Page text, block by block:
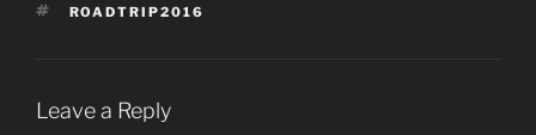
TAGS
ROADTRIP2016
Leave a Reply